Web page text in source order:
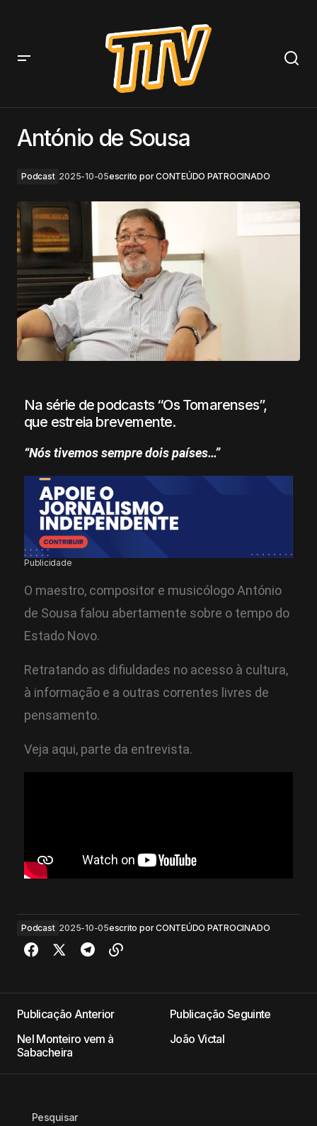
António de Sousa
Podcast 2025-10-05escrito porCONTEÚDO PATROCINADO
Na série de podcasts “Os Tomarenses”,
que estreia brevemente.
“Nós tivemos sempre dois países…”
Publicidade
O maestro, compositor e musicólogo António
de Sousa falou abertamente sobre o tempo do
Estado Novo.
Retratando as difiuldades no acesso à cultura,
à informação e a outras correntes livres de
pensamento.
Veja aqui, parte da entrevista.
Podcast 2025-10-05escrito porCONTEÚDO PATROCINADO
Publicação Anterior
Nel Monteiro vem à
Sabacheira
Publicação Seguinte
João Victal
Pesquisar